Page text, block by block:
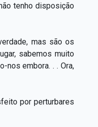
tenho disposição
mas são os
sabemos muito
nos embora. . . Ora,
por perturbares